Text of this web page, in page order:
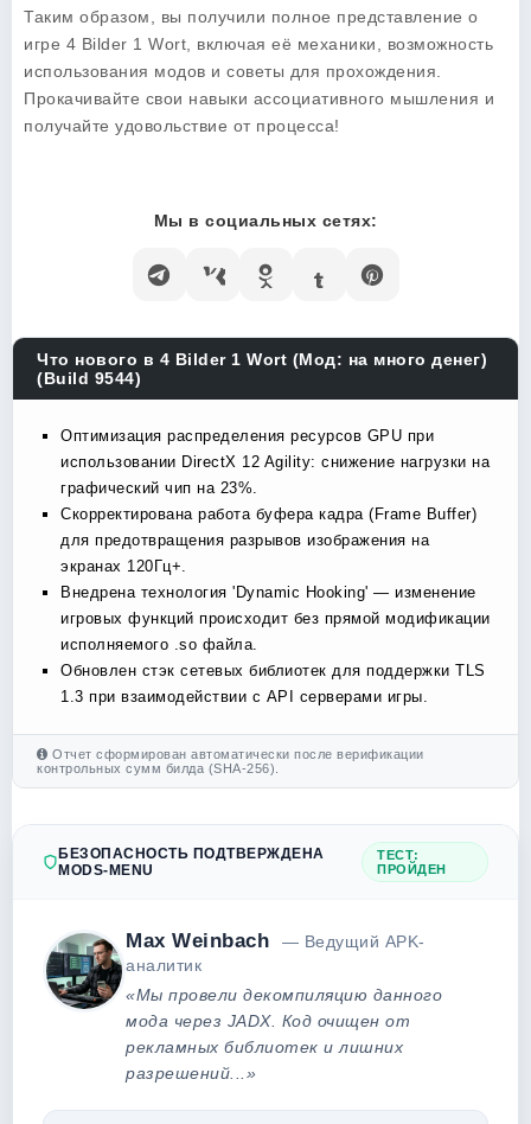
Таким образом, вы получили полное представление о
игре 4 Bilder 1 Wort, включая её механики, возможность
использования модов и советы для прохождения.
Прокачивайте свои навыки ассоциативного мышления и
получайте удовольствие от процесса!
Мы в социальных сетях:
Что нового в 4 Bilder 1 Wort (Мод: на много денег)
(Build 9544)
Оптимизация распределения ресурсов GPU при
использовании DirectX 12 Agility: снижение нагрузки на
графический чип на 23%.
Скорректирована работа буфера кадра (Frame Buffer)
для предотвращения разрывов изображения на
экранах 120Гц+.
Внедрена технология 'Dynamic Hooking' — изменение
игровых функций происходит без прямой модификации
исполняемого .so файла.
Обновлен стэк сетевых библиотек для поддержки TLS
1.3 при взаимодействии с API серверами игры.
Отчет сформирован автоматически после верификации
контрольных сумм билда (SHA-256).
БЕЗОПАСНОСТЬ ПОДТВЕРЖДЕНА
MODS-MENU
ТЕСТ:
ПРОЙДЕН
Max Weinbach
— Ведущий APK-
аналитик
«Мы провели декомпиляцию данного
мода через JADX. Код очищен от
рекламных библиотек и лишних
разрешений...»